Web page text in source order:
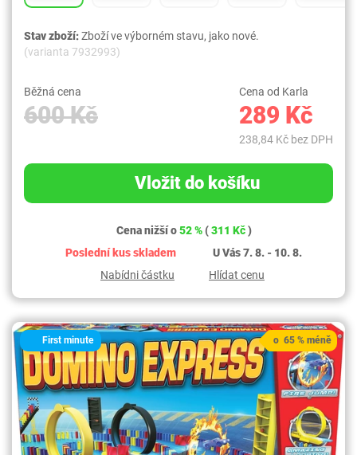
Stav zboží:Zboží ve výborném stavu, jako nové.
(varianta 7932993)
Běžná cena
600 Kč
Cena od Karla
289 Kč
238,84 Kč bez DPH
Vložit do košíku
Cena nižší o52 %(311 Kč)
Poslední kus skladem
U Vás 7. 8. - 10. 8.
Nabídni částku
Hlídat cenu
First minute o 65 % méně